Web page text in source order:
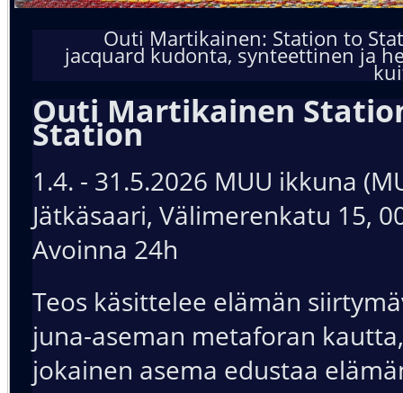
Outi Martikainen: Station to
jacquard kudonta, synteettinen ja
Outi Martikainen
Station
1.4. - 31.5.2026 MUU ikkuna
Jätkäsaari, Välimerenkatu 15,
Avoinna 24h
Teos käsittelee elämän
juna-aseman metaforan
jokainen asema edustaa